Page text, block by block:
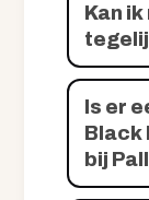
Kan
Is er
Black
bij